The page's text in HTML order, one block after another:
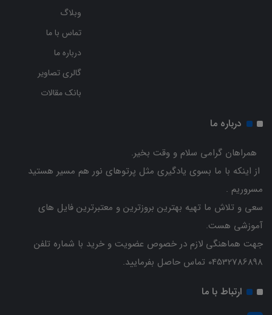
وبلاگ
تماس با ما
درباره ما
گالری تصاویر
بانک مقالات
درباره ما
همراهان گرامی سلام و وقت بخیر.
از اینکه با ما بسوی یادگیری مثل پرتوهای نور هم مسیر هستید
مسروریم .
سعی و تلاش ما تهیه بهترین بروزترین و معتبرترین فایل های
آموزشی هست.
جهت هماهنگی لازم در خصوص عضویت و خرید با شماره تلفن
04532786898 تماس حاصل بفرمایید.
ارتباط با ما